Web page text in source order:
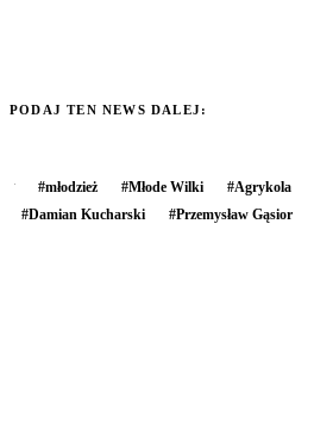
PODAJ TEN NEWS DALEJ:
#młodzież #Młode Wilki #Agrykola
#Damian Kucharski #Przemysław Gąsior